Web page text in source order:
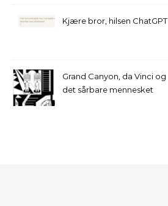
Kjære bror, hilsen ChatGPT
Grand Canyon, da Vinci og
det sårbare mennesket